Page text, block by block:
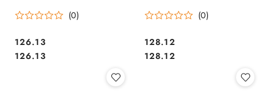
35564, opakowanie: 20
(0)
Cena:
126.13
Cena:
126.13
(0)
Cena:
128.12
Cena:
128.12